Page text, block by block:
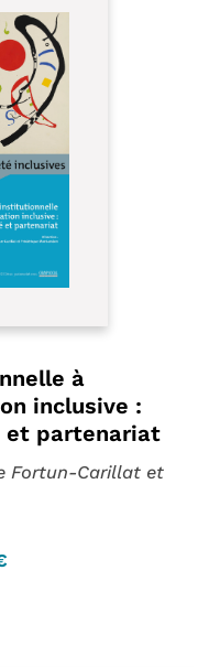
à
inclusive :
et partenariat
Fortun-Carillat et